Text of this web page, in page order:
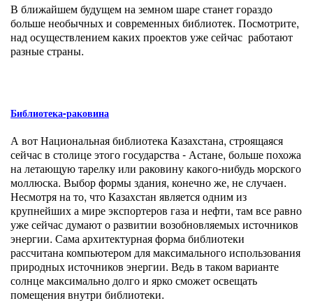
В ближайшем будущем на земном шаре станет гораздо
больше необычных и современных библиотек. Посмотрите,
над осуществлением каких проектов уже сейчас работают
разные страны.
Библиотека-раковина
А вот Национальная библиотека Казахстана, строящаяся
сейчас в столице этого государства - Астане, больше похожа
на летающую тарелку или раковину какого-нибудь морского
моллюска. Выбор формы здания, конечно же, не случаен.
Несмотря на то, что Казахстан является одним из
крупнейших а мире экспортеров газа и нефти, там все равно
уже сейчас думают о развитии возобновляемых источников
энергии. Сама архитектурная форма библиотеки
рассчитана компьютером для максимального использования
природных источников энергии. Ведь в таком варианте
солнце максимально долго и ярко сможет освещать
помещения внутри библиотеки.